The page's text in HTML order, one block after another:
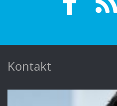
Kontakt